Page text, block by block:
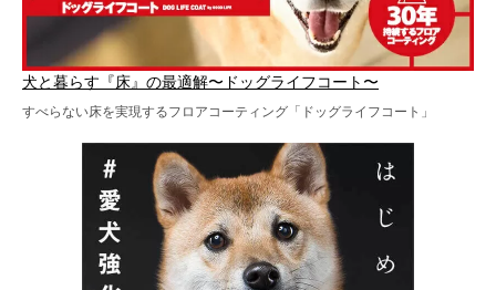
犬と暮らす『床』の最適解〜ドッグライフコート〜
すべらない床を実現するフロアコーティング「ドッグライフコート」